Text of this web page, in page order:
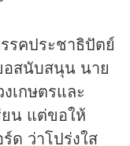
รคประชาธิปัตย์
อสนับสนุน นาย
เกษตรและ
น แต่ขอให้
ด ว่าโปร่งใส